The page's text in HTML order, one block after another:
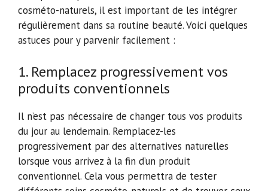
cosméto-naturels, il est important de les intégrer
régulièrement dans sa routine beauté. Voici quelques
astuces pour y parvenir facilement :
1. Remplacez progressivement vos
produits conventionnels
Il n’est pas nécessaire de changer tous vos produits
du jour au lendemain. Remplacez-les
progressivement par des alternatives naturelles
lorsque vous arrivez à la fin d’un produit
conventionnel. Cela vous permettra de tester